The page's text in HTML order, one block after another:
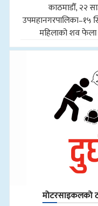
काठमाडौँ, २२
उपमहानगरपालिका–१५
महिलाको शव
मोटरसाइकलको